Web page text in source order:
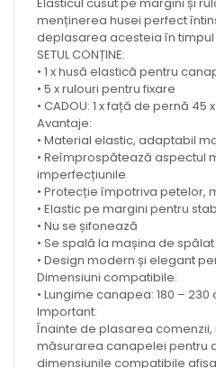
menținerea husei perfect
deplasarea acesteia în timpul
SETUL CONȚINE:
• 1 x husă elastică pentru
• 5 x rulouri pentru fixare
• CADOU: 1 x față de pernă 45
Avantaje:
• Material elastic, adaptabil
• Reîmprospătează aspectul
imperfecțiunile
• Protecție împotriva petelor,
• Elastic pe margini pentru
• Nu se șifonează
• Se spală la mașina de spălat
• Design modern și elegant
Dimensiuni compatibile:
• Lungime canapea: 180 – 230
Important:
Înainte de plasarea
măsurarea canapelei pentru
dimensiunile compatibile